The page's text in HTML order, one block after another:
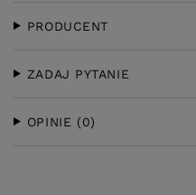
PRODUCENT
ZADAJ PYTANIE
OPINIE (0)